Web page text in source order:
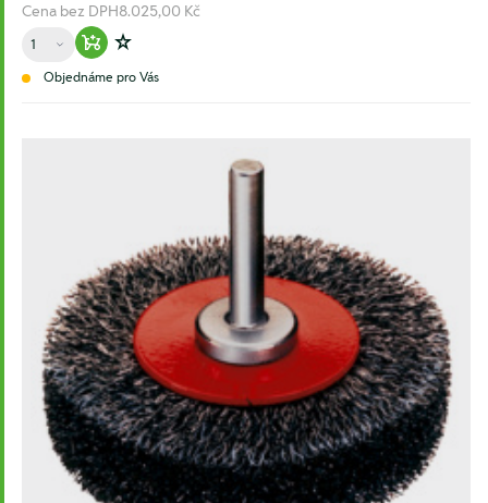
Cena bez DPH8.025,00 Kč
Množství
Warenkorb hinzufügen
Zur Wunschliste hinzufügen
Objednáme pro Vás